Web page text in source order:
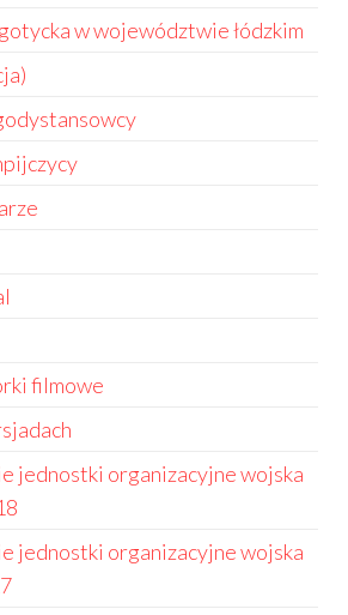
w województwie łódzkim
filmowe
jednostki organizacyjne wojska
jednostki organizacyjne wojska